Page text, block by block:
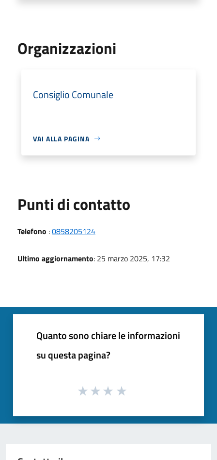
Organizzazioni
Consiglio Comunale
VAI ALLA PAGINA
Punti di contatto
Telefono :0858205124
Ultimo aggiornamento: 25 marzo 2025, 17:32
Quanto sono chiare le informazioni
su questa pagina?